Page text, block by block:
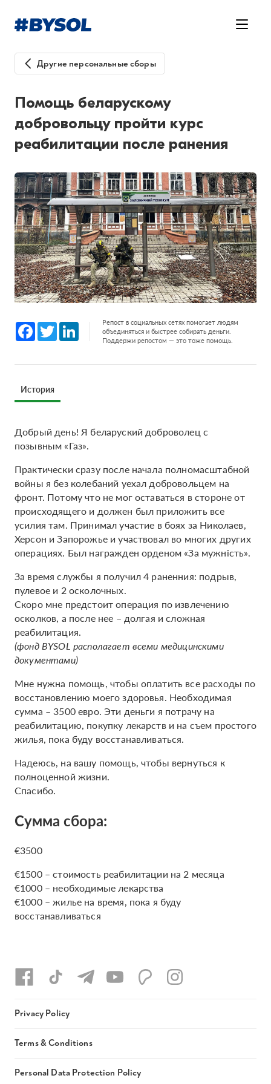
Другие персональные сборы
Помощь беларускому
добровольцу пройти курс
реабилитации после ранения
Facebook
Twitter LinkedInРепост в социальных сетях помогает людям
объединяться и быстрее собирать деньги.
Поддержи репостом — это тоже помощь.
История
Добрый день! Я беларуский доброволец с
позывным «Газ».
Практически сразу после начала полномасштабной
войны я без колебаний уехал добровольцем на
фронт. Потому что не мог оставаться в стороне от
происходящего и должен был приложить все
усилия там. Принимал участие в боях за Николаев,
Херсон и Запорожье и участвовал во многих других
операциях. Был награжден орденом «За мужність».
За время службы я получил 4 раненния: подрыв,
пулевое и 2 осколочных.
Скоро мне предстоит операция по извлечению
осколков, а после нее – долгая и сложная
реабилитация.
(фонд BYSOL располагает всеми медицинскими
документами)
Мне нужна помощь, чтобы оплатить все расходы по
восстановлению моего здоровья. Необходимая
сумма – 3500 евро. Эти деньги я потрачу на
реабилитацию, покупку лекарств и на съем простого
жилья, пока буду восстанавливаться.
Надеюсь, на вашу помощь, чтобы вернуться к
полноценной жизни.
Спасибо.
Сумма сбора:
€3500
€1500 – стоимость реабилитации на 2 месяца
€1000 – необходимые лекарства
€1000 – жилье на время, пока я буду
восстанавливаться
Privacy Policy
Terms & Conditions
Personal Data Protection Policy